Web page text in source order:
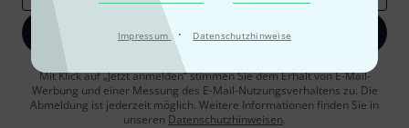
Impressum · Datenschutzhinweise
Jetzt anmelden
Mit Klick auf „Jetzt anmelden“ stimmen Sie dem Erhalt von E-Mail-
Werbung und einer Messung des E-Mail-Nutzungsverhaltens zu. Die
Abmeldung ist jederzeit möglich. Weitere Informationen finden Sie in
unseren Datenschutzhinweisen.